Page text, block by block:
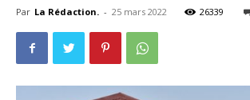
Par La Rédaction. - 25 mars 2022 26339